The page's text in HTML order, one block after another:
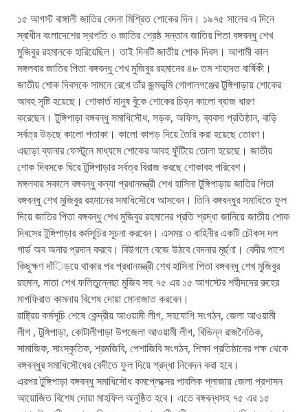
১৫ আগস্ট বাঙ্গালী জাতির বেদনা মিশ্রিত শোকের দিন। ১৯৭৫ সালের এ দিনে
স্বাধীন বংলাদেশের স্থপতি ও জাতির শ্রেষ্ঠ সন্তান জাতির পিতা বঙ্গবন্ধু শেখ
মুজিবুর রহমানকে হারিয়েছিল। তাই দিনটি জাতীয় শোক দিবস। আগামী কাল
মঙ্গলবার জাতির পিতা বঙ্গবন্ধু শেখ মুজিবুর রহমানের ৪৮ তম শাহাদত বার্ষিকী।
জাতীয় শোক দিবসকে সামনে রেখে তাঁর জন্মভূমি গোপালগঞ্জের টুঙ্গিপাড়ায় শোকের
আবহ সৃষ্টি হয়েছে। শোকার্ত মানুষ বুঁকে শোকের চিহ্ন কালো ব্যাজ ধারণ
করেছেন। টুঙ্গিপাড়া বঙ্গবন্ধু সমাধিসৌধ, সড়ক, অফিস, ব্যবসা প্রতিষ্ঠান, বাড়ি
সর্বত্র উড়ছে কালো পতাকা। কালো কাপড় দিয়ে তৈরি করা হয়েছে তোরণ।
এছাড়া ব্যানার ফেস্টুনে মাধ্যমে শোকের আবহ ফুঁটিয়ে তোলা হয়েছে। জাতীয়
শোক দিবসকে ঘিরে টুঙ্গিপাড়ার সর্বত্র বিরাজ করছে শোকাবহ পরিবেশ।
মঙ্গলবার সকালে বঙ্গবন্ধু কন্যা প্রধানমন্ত্রী শেখ হাসিনা টুঙ্গিপাড়ায় জাতির পিতা
বঙ্গবন্ধু শেখ মুজিবুর রহমানের সমাধিসৌধে আসবেন। তিনি বঙ্গবন্ধুর সমাধিতে ফুল
দিয়ে জাতির পিতা বঙ্গবন্ধু শেখ মুজিবুর রহমানের প্রতি শ্রদ্ধা জানিয়ে জাতীয় শোক
দিবসের টুঙ্গিপাড়ার কর্মসূচির সূচনা করবেন। এসময় ৩ বাহিনীর একটি চৌকস দল
গার্ড অব অনার প্রদান করবে। বিউগলে বেজে উঠবে বেদনার মূর্ছণা। বেদীর পাশে
কিছুক্ষণ দাঁিড়য়ে থাকার পর প্রধানমন্ত্রী শেখ হাসিনা পিতা বঙ্গবন্ধু শেখ মুজিবুর
রহমান, মাতা শেখ ফলিতুন্নেছা মুজিব সহ ৭৫ এর ১৫ আগস্টের শহীদদের রুহের
মাগফিরাত কামনায় বিশেষ দোয়া মোনাজাত করবেন।
রাষ্ট্রিয় কর্মসূচি শেষে কেন্দ্রীয় আওয়ামী লীগ, সহযোগি সংগঠন, জেলা আওয়ামী
লীগ , টুঙ্গিপাড়া, কোটালীপাড়া উপজেলা আওয়ামী লীগ, বিভিন্ন রাজনৈতিক,
সামাজিক, সাংস্কৃতিক, শ্রমজিবি, পেশাজিবি সংগঠন, শিক্ষা প্রতিষ্ঠানের পক্ষ থেকে
বঙ্গবন্ধুর সমাধিসৌধের বেদীতে ফুল দিয়ে শ্রদ্ধা নিবেদন করা হবে।
এরপর টুঙ্গিপাড়া বঙ্গবন্ধু সমাধিসৌধ কমপ্লেক্সের পাবলিক প্লাজায় জেলা প্রশাসন
আয়োজিত বিশেষ দোয়া মাহফিল অনুষ্ঠিত হবে। এতে বঙ্গবন্ধসহ ৭৫ এর ১৫